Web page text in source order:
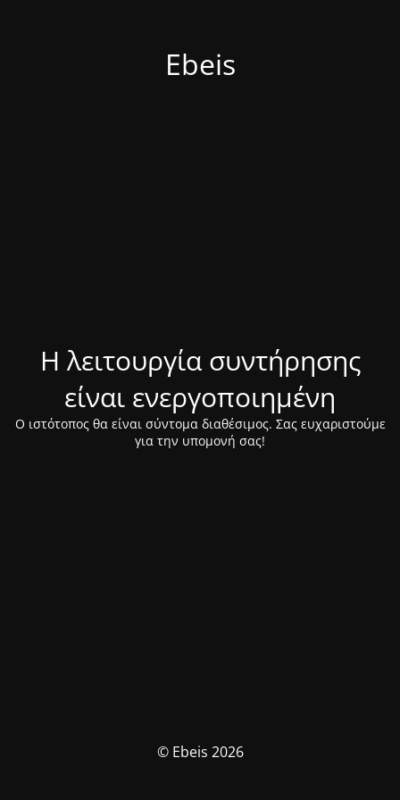
Ebeis
Η λειτουργία συντήρησης
είναι ενεργοποιημένη
Ο ιστότοπος θα είναι σύντομα διαθέσιμος. Σας ευχαριστούμε
για την υπομονή σας!
© Ebeis 2026